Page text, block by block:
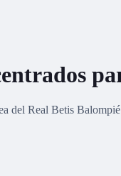
Real Betis